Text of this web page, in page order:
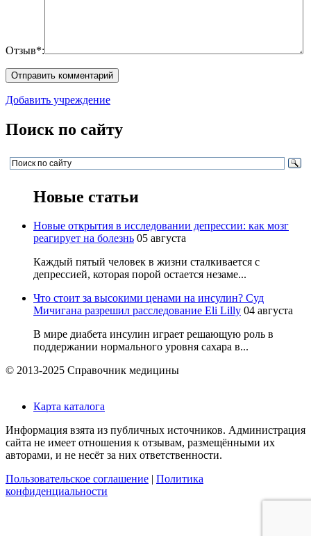
Отзыв*:
Добавить учреждение
Поиск по сайту
Новые статьи
Новые открытия в исследовании депрессии: как мозг
реагирует на болезнь 05 августа
Каждый пятый человек в жизни сталкивается с
депрессией, которая порой остается незаме...
Что стоит за высокими ценами на инсулин? Суд
Мичигана разрешил расследование Eli Lilly 04 августа
В мире диабета инсулин играет решающую роль в
поддержании нормального уровня сахара в...
© 2013-2025 Справочник медицины
Карта каталога
Информация взята из публичных источников. Администрация
сайта не имеет отношения к отзывам, размещёнными их
авторами, и не несёт за них ответственности.
Пользовательское соглашение
Политика
конфиденциальности